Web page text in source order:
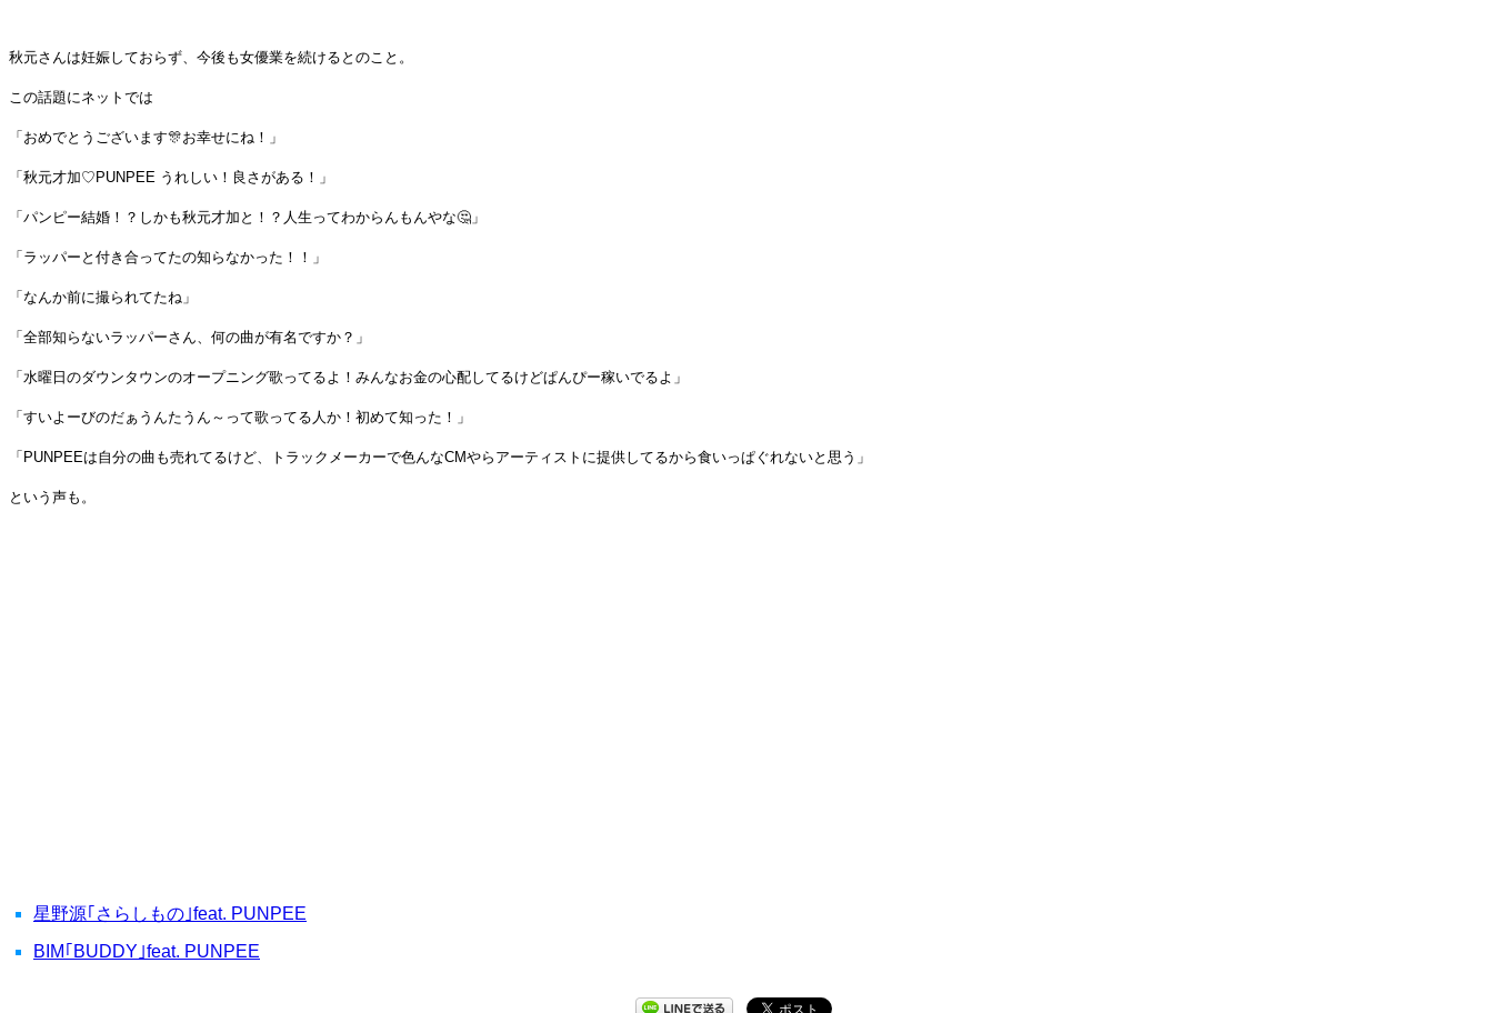
秋元さんは妊娠しておらず、今後も女優業を続けるとのこと。
この話題にネットでは
「おめでとうございます🎊お幸せにね！」
「秋元才加♡PUNPEE うれしい！良さがある！」
「パンピー結婚！？しかも秋元才加と！？人生ってわからんもんやな🤔」
「ラッパーと付き合ってたの知らなかった！！」
「なんか前に撮られてたね」
「全部知らないラッパーさん、何の曲が有名ですか？」
「水曜日のダウンタウンのオープニング歌ってるよ！みんなお金の心配してるけどぱんぴー稼いでるよ」
「すいよーびのだぁうんたうん～って歌ってる人か！初めて知った！」
「PUNPEEは自分の曲も売れてるけど、トラックメーカーで色んなCMやらアーティストに提供してるから食いっぱぐれないと思う」
という声も。
星野源｢さらしもの｣feat. PUNPEE
BIM｢BUDDY｣feat. PUNPEE